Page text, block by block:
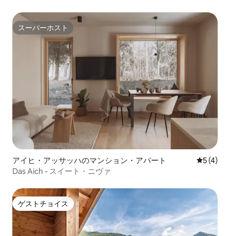
スーパーホスト
スーパーホスト
アイヒ・アッサッハのマンション・アパート レビュー
5 (4)
Das Aich - スイート・ニヴァ
ゲストチョイス
ゲストチョイス